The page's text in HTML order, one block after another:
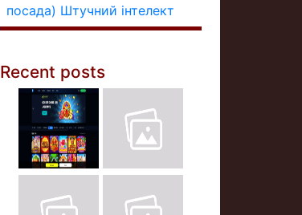
посада) Штучний інтелект
Recent posts